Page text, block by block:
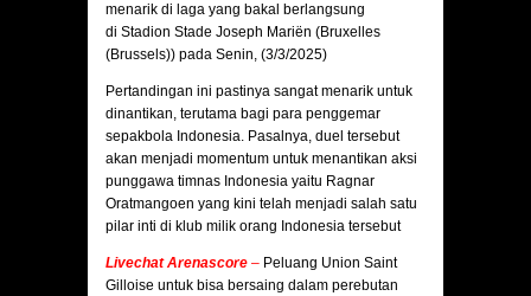
menarik di laga yang bakal berlangsung
di Stadion Stade Joseph Mariën (Bruxelles
(Brussels)) pada Senin, (3/3/2025)
Pertandingan ini pastinya sangat menarik untuk
dinantikan, terutama bagi para penggemar
sepakbola Indonesia. Pasalnya, duel tersebut
akan menjadi momentum untuk menantikan aksi
punggawa timnas Indonesia yaitu Ragnar
Oratmangoen yang kini telah menjadi salah satu
pilar inti di klub milik orang Indonesia tersebut
Livechat Arenascore – Peluang Union Saint
Gilloise untuk bisa bersaing dalam perebutan